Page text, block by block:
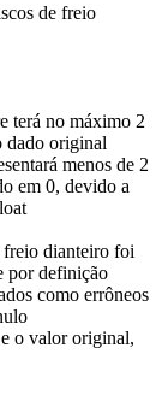
de freio
terá no máximo 2
dado original
menos de 2
em 0, devido a
freio dianteiro foi
por definição
como errôneos
o valor original,